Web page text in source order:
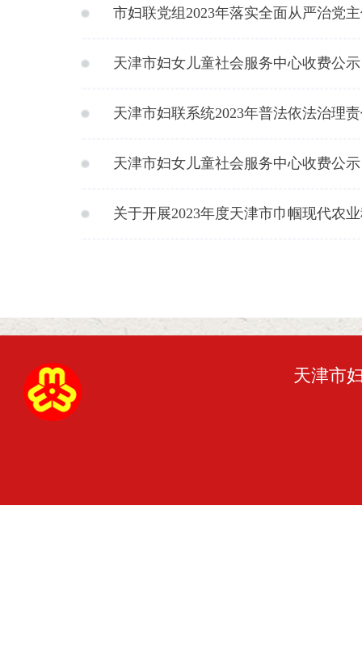
市妇联党组2023年落实全面从严治党
天津市妇女儿童社会服务中心收费公示
天津市妇联系统2023年普法依法治理
天津市妇女儿童社会服务中心收费公示
关于开展2023年度天津市巾帼现代农
天津市